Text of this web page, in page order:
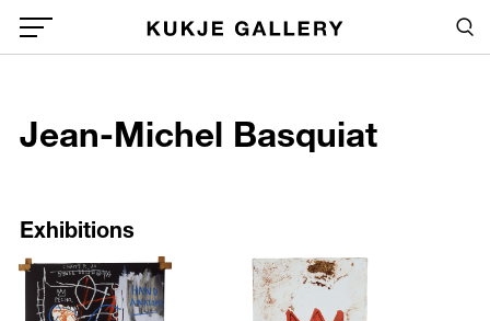
Skip to main content
Global Menu Open Button
Jean-Michel Basquiat
Exhibitions